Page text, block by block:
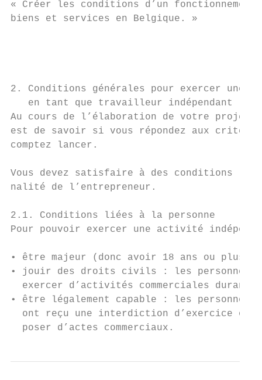
« Créer les conditions d’un
biens et services en Belgique. »
2. Conditions générales pour exercer une
   en tant que travailleur indépendant
Au cours de l’élaboration de votre projet
est de savoir si vous répondez aux
comptez lancer.
Vous devez satisfaire à des conditions
nalité de l’entrepreneur.
2.1. Conditions liées à la personne
Pour pouvoir exercer une activité
• être majeur (donc avoir 18 ans ou plus) ;
• jouir des droits civils : les personnes
exercer d’activités commerciales durant
• être légalement capable : les personnes
ont reçu une interdiction d’exercice ou
  poser d’actes commerciaux.